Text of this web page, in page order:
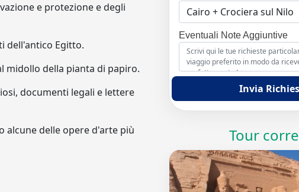
e protezione e degli
dell'antico Egitto.
midollo della pianta di papiro.
documenti legali e lettere
alcune delle opere d'arte più
Eventuali Note Aggiuntive
Invia
Tour